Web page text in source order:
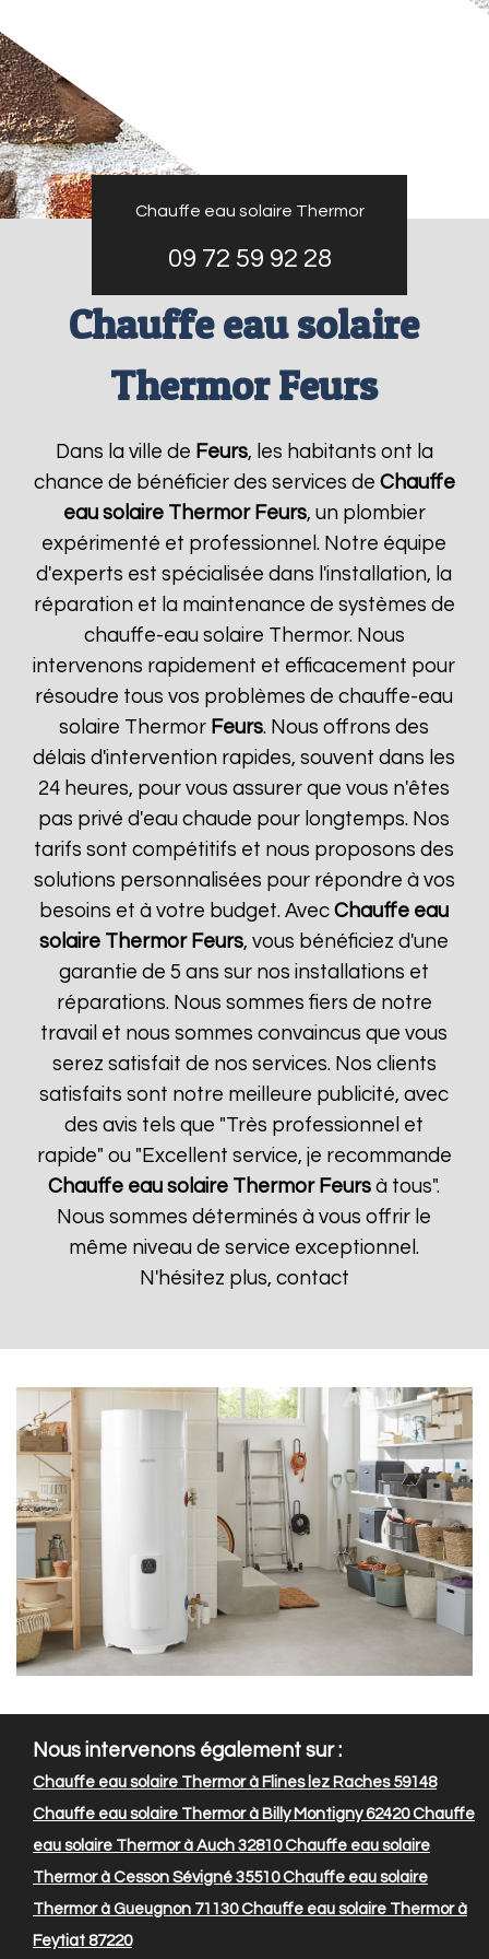
Chauffe eau solaire Thermor
09 72 59 92 28
Chauffe eau solaire
Thermor Feurs
Dans la ville de Feurs, les habitants ont la
chance de bénéficier des services de Chauffe
eau solaire Thermor Feurs, un plombier
expérimenté et professionnel. Notre équipe
d'experts est spécialisée dans l'installation, la
réparation et la maintenance de systèmes de
chauffe-eau solaire Thermor. Nous
intervenons rapidement et efficacement pour
résoudre tous vos problèmes de chauffe-eau
solaire Thermor Feurs. Nous offrons des
délais d'intervention rapides, souvent dans les
24 heures, pour vous assurer que vous n'êtes
pas privé d'eau chaude pour longtemps. Nos
tarifs sont compétitifs et nous proposons des
solutions personnalisées pour répondre à vos
besoins et à votre budget. AvecChauffe eau
solaire Thermor Feurs, vous bénéficiez d'une
garantie de 5 ans sur nos installations et
réparations. Nous sommes fiers de notre
travail et nous sommes convaincus que vous
serez satisfait de nos services. Nos clients
satisfaits sont notre meilleure publicité, avec
des avis tels que "Très professionnel et
rapide" ou "Excellent service, je recommande
Chauffe eau solaire Thermor Feurs à tous".
Nous sommes déterminés à vous offrir le
même niveau de service exceptionnel.
N'hésitez plus, contact
Nous intervenons également sur :
Chauffe eau solaire Thermor à Flines lez Raches 59148
Chauffe eau solaire Thermor à Billy Montigny 62420Chauffe
eau solaire Thermor à Auch 32810Chauffe eau solaire
Thermor à Cesson Sévigné 35510Chauffe eau solaire
Thermor à Gueugnon 71130Chauffe eau solaire Thermor à
Feytiat 87220